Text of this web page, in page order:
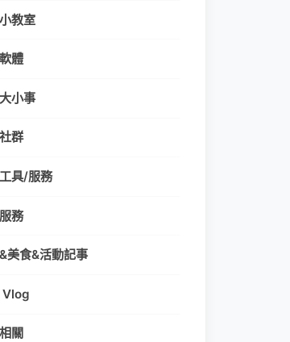
教室
體
小事
群
具/服務
務
美食&活動記事
Vlog
關